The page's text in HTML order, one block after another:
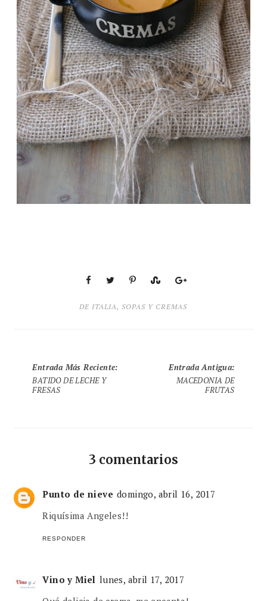
DE ITALIA,SOPAS Y CREMAS
Entrada Más Reciente:
BATIDO DE LECHE Y
FRESAS
Entrada Antigua:
MACEDONIA DE
FRUTAS
3 comentarios
Punto de nieve domingo, abril 16, 2017
Riquísima Angeles!!
RESPONDER
Vino y Miel lunes, abril 17, 2017